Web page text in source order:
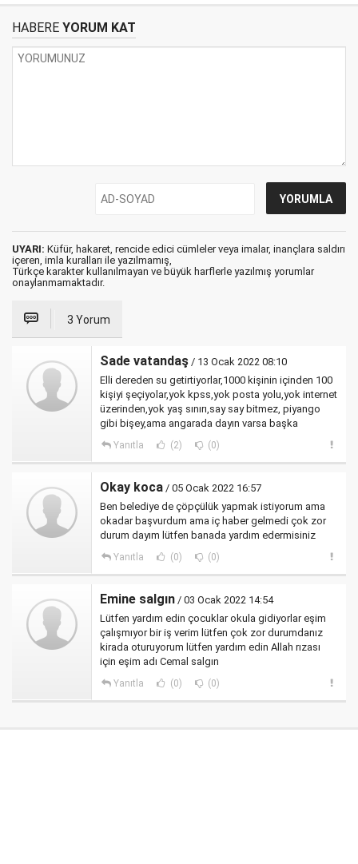
HABERE YORUM KAT
UYARI: Küfür, hakaret, rencide edici cümleler veya imalar, inançlara saldırı
içeren, imla kuralları ile yazılmamış,
Türkçe karakter kullanılmayan ve büyük harflerle yazılmış yorumlar
onaylanmamaktadır.
3 Yorum
Sade vatandaş / 13 Ocak 2022 08:10
Elli dereden su getirtiyorlar,1000 kişinin içinden 100
kişiyi şeçiyolar,yok kpss,yok posta yolu,yok internet
üzerinden,yok yaş sınırı,say say bitmez, piyango
gibi bişey,ama angarada dayın varsa başka
Yanıtla (2) (0)
Okay koca / 05 Ocak 2022 16:57
Ben belediye de çöpçülük yapmak istiyorum ama
okadar başvurdum ama iç haber gelmedi çok zor
durum dayım lütfen banada yardım edermisiniz
Yanıtla (0) (0)
Emine salgın / 03 Ocak 2022 14:54
Lütfen yardım edin çocuklar okula gidiyorlar eşim
çalışmıyor bir iş verim lütfen çok zor durumdanız
kirada oturuyorum lütfen yardım edin Allah rızası
için eşim adı Cemal salgın
Yanıtla (0) (0)